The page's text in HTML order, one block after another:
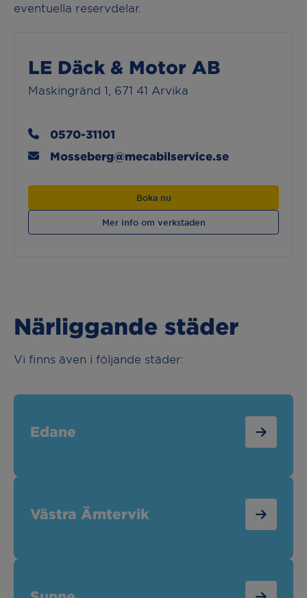
eventuella reservdelar.
LE Däck & Motor AB
Maskingränd 1, 671 41 Arvika
0570-31101
Mosseberg@mecabilservice.se
Boka nu
Mer info om verkstaden
Närliggande städer
Vi finns även i följande städer:
Edane
Västra Ämtervik